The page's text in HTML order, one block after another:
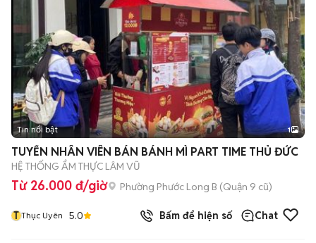
Tin nổi bật 1
TUYỂN NHÂN VIÊN BÁN BÁNH MÌ PART TIME THỦ ĐỨC
HỆ THỐNG ẨM THỰC LÂM VŨ
Từ 26.000 đ/giờ Phường Phước Long B (Quận 9 cũ)
T Thục Uyên 5.0 Bấm để hiện số Chat